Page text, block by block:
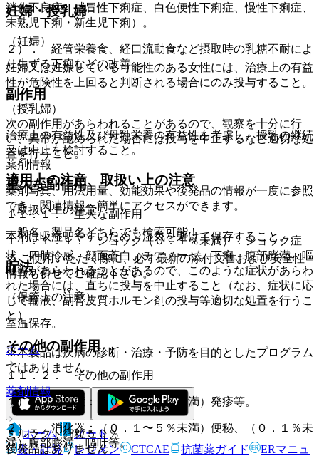
妊婦・授乳婦
（妊婦）
妊婦又は妊娠している可能性のある女性には、治療上の有益
性が危険性を上回ると判断される場合にのみ投与すること。
（授乳婦）
治療上の有益性及び母乳栄養の有益性を考慮し、授乳の継続
又は中止を検討すること。
適用上の注意、取扱い上の注意
（取扱い上の注意）
本剤は吸湿しやすいため、湿気を避けて保存すること。
貯法
（保管上の注意）
室温保存。
ホーム
薬剤情報
ミルラクト細粒５０％
後発品はありません
消化不良症、感冒性下痢症、白色便性下痢症、慢性下痢症、
未熟児下痢・新生児下痢）。
２）． 経管栄養食、経口流動食など摂取時の乳糖不耐によ
り生ずる下痢などの改善。
副作用
次の副作用があらわれることがあるので、観察を十分に行
い、異常が認められた場合には投与を中止するなど適切な処
置を行うこと。
重大な副作用
１１．１． 重大な副作用
１１．１．１． ショック（０．１％未満）：ショック症
状、四肢冷感、顔面蒼白、チアノーゼ、下痢、腹部膨満、嘔
吐等があらわれることがあるので、このような症状があらわ
れた場合には、直ちに投与を中止すること（なお、症状に応
じて輸液、副腎皮質ホルモン剤の投与等適切な処置を行うこ
と）。
その他の副作用
１１．２． その他の副作用
１）． 過敏症：（０．１〜５％未満）発疹等。
２）． 消化器：（０．１〜５％未満）便秘、（０．１％未
満）腹部膨満、嘔吐等。
薬剤情報
薬剤写真、用法用量、効能効果や後発品の情報が一度に参照
でき、関連情報へ簡単にアクセスができます。
一般名、製品名どちらでも検索可能！
※ ご使用いただく際に、必ず最新の添付文書および安全性
情報も併せてご確認下さい。
※本製品は疾病の診断・治療・予防を目的としたプログラム
ではありません。
ホーム
ノート
表・計算
レジメン CTCAE 抗菌薬ガイド
ERマニュ